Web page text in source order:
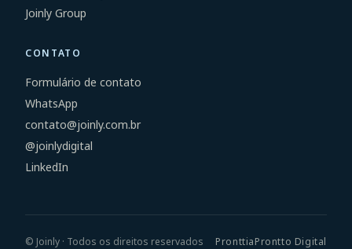
Joinly Group
CONTATO
Formulário de contato
WhatsApp
contato@joinly.com.br
@joinlydigital
LinkedIn
© Joinly · Todos os direitos reservados PronttiaProntto Digital